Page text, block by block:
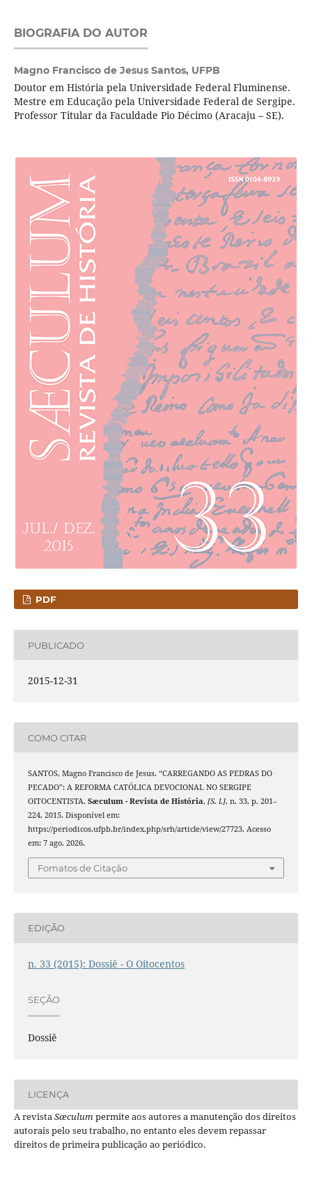
BIOGRAFIA DO AUTOR
Magno Francisco de Jesus Santos, UFPB
Doutor em História pela Universidade Federal Fluminense.
Mestre em Educação pela Universidade Federal de Sergipe.
Professor Titular da Faculdade Pio Décimo (Aracaju – SE).
PDF
PUBLICADO
2015-12-31
COMO CITAR
SANTOS, Magno Francisco de Jesus. “CARREGANDO AS PEDRAS DO
PECADO”: A REFORMA CATÓLICA DEVOCIONAL NO SERGIPE
OITOCENTISTA. Sæculum - Revista de História, [S. l.], n. 33, p. 201–
224, 2015. Disponível em:
https://periodicos.ufpb.br/index.php/srh/article/view/27723. Acesso
em: 7 ago. 2026.
Fomatos de Citação
EDIÇÃO
n. 33 (2015): Dossiê - O Oitocentos
SEÇÃO
Dossiê
LICENÇA
A revistaSæculumpermite aos autores a manutenção dos direitos
autorais pelo seu trabalho, no entanto eles devem repassar
direitos de primeira publicação ao periódico.